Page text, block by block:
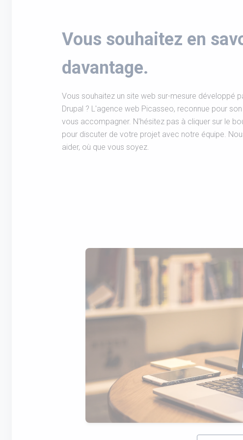
Vous souhaitez en
davantage.
Vous souhaitez un site web sur-mesure développé
Drupal ? L'agence web Picasseo, reconnue pour
vous accompagner. N'hésitez pas à cliquer sur le
pour discuter de votre projet avec notre équipe.
aider, où que vous soyez.